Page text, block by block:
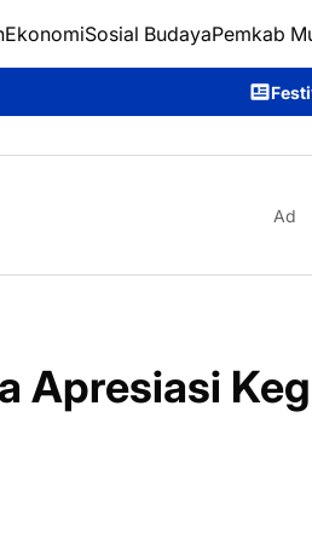
EkonomiSosial BudayaPemkab
Festival Budaya Tira
Ad
Apresiasi